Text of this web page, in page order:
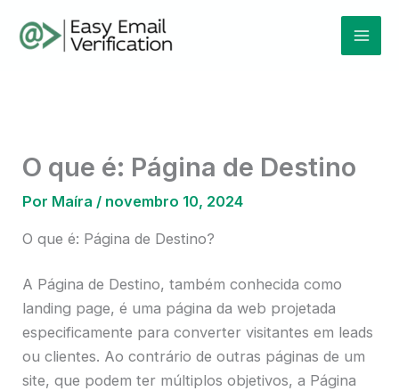
para
O que é: Página de Destino
Por Maíra / novembro 10, 2024
O que é: Página de Destino?
A Página de Destino, também conhecida como
landing page, é uma página da web projetada
especificamente para converter visitantes em leads
ou clientes. Ao contrário de outras páginas de um
site, que podem ter múltiplos objetivos, a Página